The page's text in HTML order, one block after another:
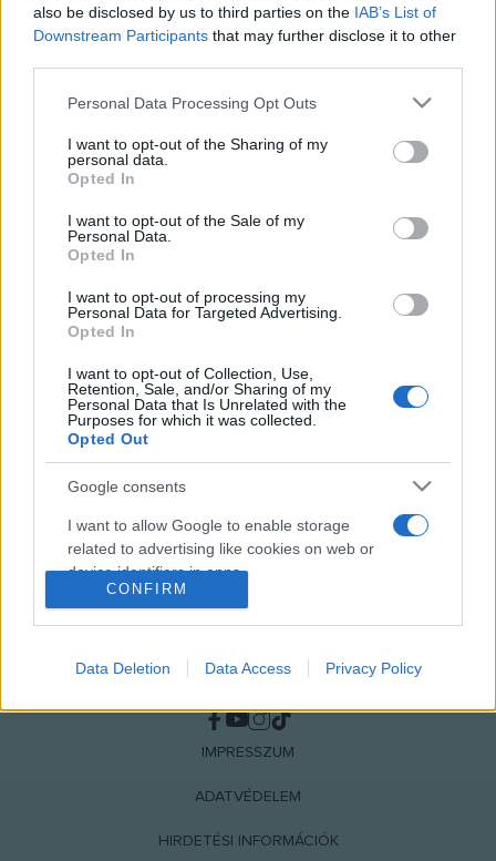
also be disclosed by us to third parties on the IAB’s List of
Downstream Participants that may further disclose it to other
Please note that this website/app uses one or more Google
not limited to your visit or usage behaviour. You may click to
grant or deny consent to Google and its third-party tags to
use your data for below specified purposes in below Google
consent section.
Personal Data Processing Opt Outs
I want to opt-out of the Sharing of my
personal data.
Opted In
I want to opt-out of the Sale of my
Personal Data.
Opted In
I want to opt-out of processing my
Personal Data for Targeted Advertising.
Opted In
I want to opt-out of Collection, Use,
Retention, Sale, and/or Sharing of my
Personal Data that Is Unrelated with the
Purposes for which it was collected.
Opted Out
Google consents
I want to allow Google to enable storage
related to advertising like cookies on web or
device identifiers in apps.
personalized advertising.
I want to allow Google to enable storage
device identifiers in apps.
I want to allow Google to enable storage
CONFIRM
Data Deletion Data Access Privacy Policy
szerepelt, de mindketten versenyprogramon kívül, hiszen a
vegyeskar a Kórusmuzsika Európa Nagydíjáért indult, a
Banchieri pedig meghívott együttesként koncertezett a
rendezvényen. A Cantemus Gyermekkórusért izgulhatunk
május 29-én 13.30-kor, majd remélhetőleg másnap is, hiszen
május 30-án 14.30-kor veszi kezdetét a verseny nagydíjáért
szerzett kórusok kapnak meghívást.
www.cantemus.hu
MEGOSZTÁS
IMPRESSZUM
ADATVÉDELEM
HIRDETÉSI INFORMÁCIÓK